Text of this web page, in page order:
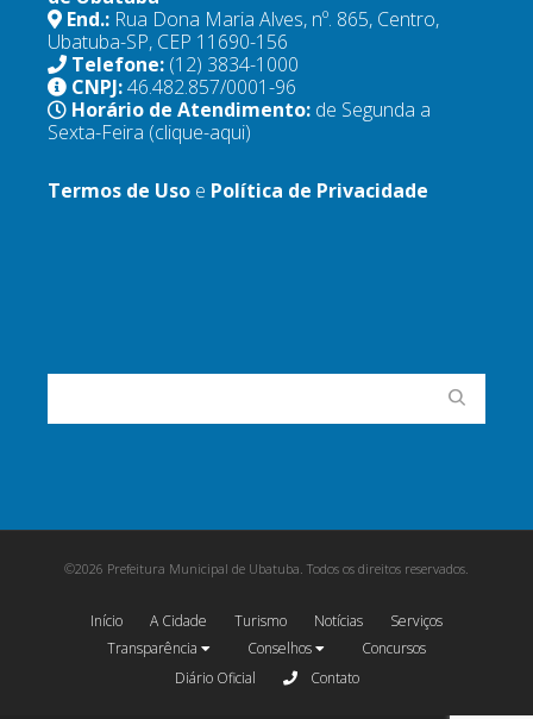
End.: Rua Dona Maria Alves, nº. 865, Centro,
Ubatuba-SP, CEP 11690-156
Telefone: (12) 3834-1000
CNPJ:46.482.857/0001-96
Horário de Atendimento: de Segunda a
Sexta-Feira (clique-aqui)
Termos de Uso e Política de Privacidade
©2026 Prefeitura Municipal de Ubatuba. Todos os direitos reservados.
Início A Cidade Turismo Notícias
Serviços
Transparência
Conselhos
Concursos
Diário Oficial
Contato